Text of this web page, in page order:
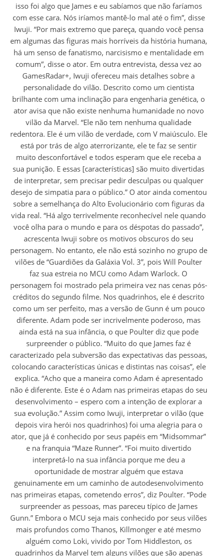
isso foi algo que James e eu sabíamos que não faríamos
com esse cara. Nós iríamos mantê-lo mal até o fim”, disse
Iwuji. “Por mais extremo que pareça, quando você pensa
em algumas das figuras mais horríveis da história humana,
há um senso de fanatismo, narcisismo e mentalidade em
comum”, disse o ator. Em outra entrevista, dessa vez ao
GamesRadar+, Iwuji ofereceu mais detalhes sobre a
personalidade do vilão. Descrito como um cientista
brilhante com uma inclinação para engenharia genética, o
ator avisa que não existe nenhuma humanidade no novo
vilão da Marvel. “Ele não tem nenhuma qualidade
redentora. Ele é um vilão de verdade, com V maiúsculo. Ele
está por trás de algo aterrorizante, ele te faz se sentir
muito desconfortável e todos esperam que ele receba a
sua punição. E essas [características] são muito divertidas
de interpretar, sem precisar pedir desculpas ou qualquer
desejo de simpatia para o público.” O ator ainda comentou
sobre a semelhança do Alto Evolucionário com figuras da
vida real. “Há algo terrivelmente reconhecível nele quando
você olha para o mundo e para os déspotas do passado”,
acrescenta Iwuji sobre os motivos obscuros do seu
personagem. No entanto, ele não está sozinho no grupo de
vilões de “Guardiões da Galáxia Vol. 3”, pois Will Poulter
faz sua estreia no MCU como Adam Warlock. O
personagem foi mostrado pela primeira vez nas cenas pós-
créditos do segundo filme. Nos quadrinhos, ele é descrito
como um ser perfeito, mas a versão de Gunn é um pouco
diferente. Adam pode ser incrivelmente poderoso, mas
ainda está na sua infância, o que Poulter diz que pode
surpreender o público. “Muito do que James faz é
caracterizado pela subversão das expectativas das pessoas,
colocando características únicas e distintas nas coisas”, ele
explica. “Acho que a maneira como Adam é apresentado
não é diferente. Este é o Adam nas primeiras etapas do seu
desenvolvimento – espero com a intenção de explorar a
sua evolução.” Assim como Iwuji, interpretar o vilão (que
depois vira herói nos quadrinhos) foi uma alegria para o
ator, que já é conhecido por seus papéis em “Midsommar”
e na franquia “Maze Runner”. “Foi muito divertido
interpretá-lo na sua infância porque me deu a
oportunidade de mostrar alguém que estava
genuinamente em um caminho de autodesenvolvimento
nas primeiras etapas, cometendo erros”, diz Poulter. “Pode
surpreender as pessoas, mas pareceu típico de James
Gunn.” Embora o MCU seja mais conhecido por seus vilões
mais profundos como Thanos, Killmonger e até mesmo
alguém como Loki, vivido por Tom Hiddleston, os
quadrinhos da Marvel tem alguns vilões que são apenas